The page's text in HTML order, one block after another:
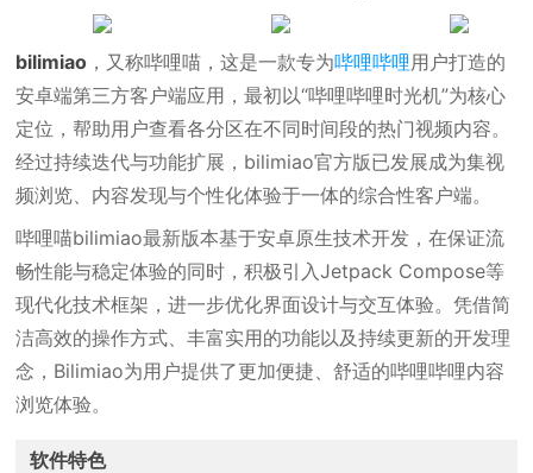
bilimiao ，又称哔哩喵，这是一款专为哔哩哔哩用户打造的
安卓端第三方客户端应用，最初以“哔哩哔哩时光机”为核心
定位，帮助用户查看各分区在不同时间段的热门视频内容。
经过持续迭代与功能扩展，bilimiao官方版已发展成为集视
频浏览、内容发现与个性化体验于一体的综合性客户端。
哔哩喵bilimiao最新版本基于安卓原生技术开发，在保证流
畅性能与稳定体验的同时，积极引入Jetpack Compose等
现代化技术框架，进一步优化界面设计与交互体验。凭借简
洁高效的操作方式、丰富实用的功能以及持续更新的开发理
念，Bilimiao为用户提供了更加便捷、舒适的哔哩哔哩内容
浏览体验。
软件特色